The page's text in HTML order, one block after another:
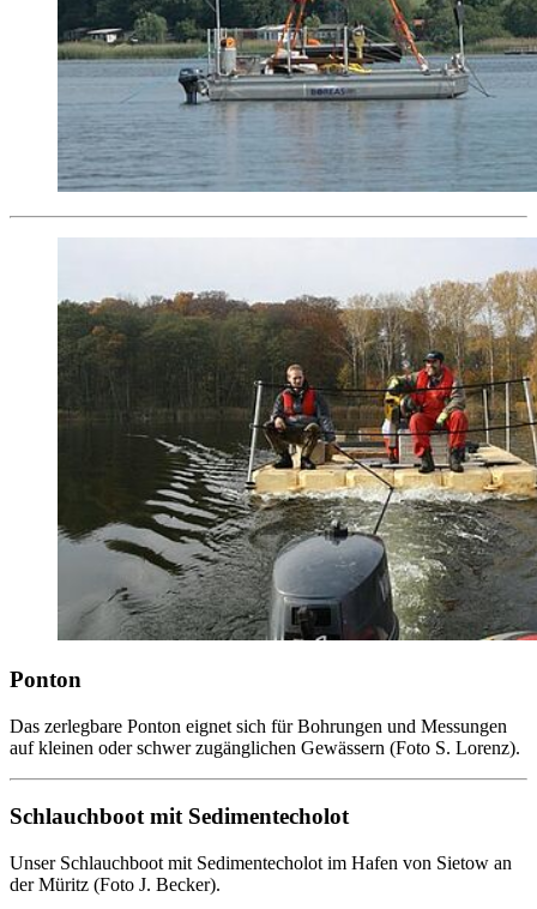
Ponton
Das zerlegbare Ponton eignet sich für Bohrungen und Messungen
auf kleinen oder schwer zugänglichen Gewässern (Foto S. Lorenz).
Schlauchboot mit Sedimentecholot
Unser Schlauchboot mit Sedimentecholot im Hafen von Sietow an
der Müritz (Foto J. Becker).